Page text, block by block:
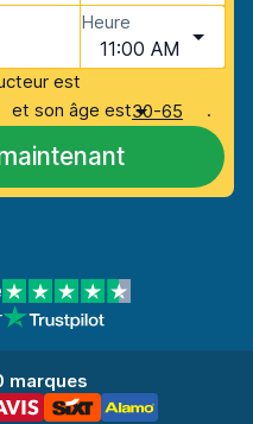
Heure
11:00 AM
est
et son âge est30-65 .
marques